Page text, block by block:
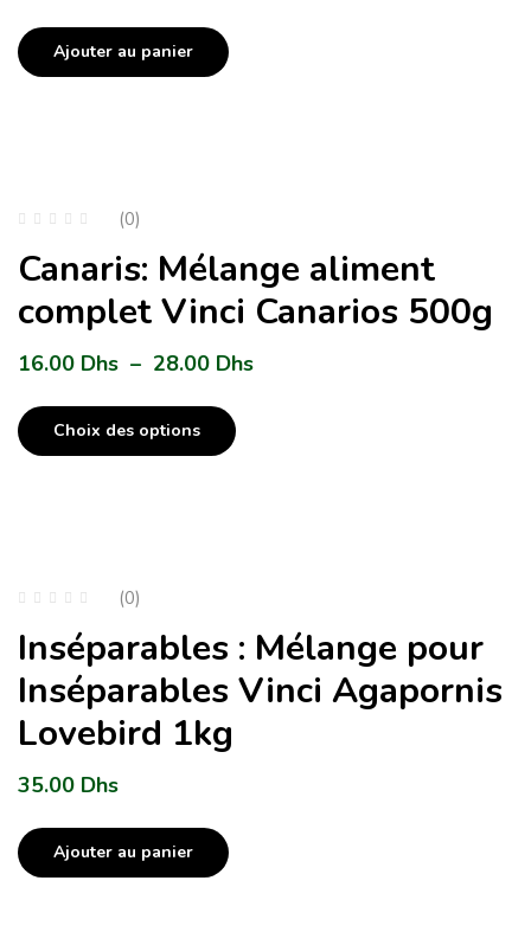
Ajouter au panier
(0)
Canaris: Mélange aliment
complet Vinci Canarios 500g
16.00 Dhs – 28.00 Dhs
Choix des options
(0)
Inséparables : Mélange pour
Inséparables Vinci Agapornis
Lovebird 1kg
35.00 Dhs
Ajouter au panier